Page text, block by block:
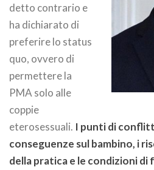
detto contrario e
ha dichiarato di
preferire lo status
quo, ovvero di
permettere la
PMA solo alle
coppie
eterosessuali. I punti di
conseguenze sul bambino, i
della pratica e le condizioni